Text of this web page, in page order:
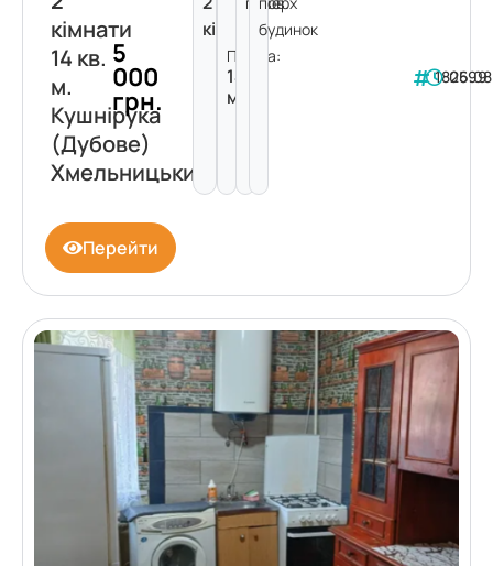
кімнати
14 кв.
м.
Кушнірука
(Дубове)
Хмельницький
5
000
грн.
кімнати
Площа:
14
м²
будинок
182599
Перейти